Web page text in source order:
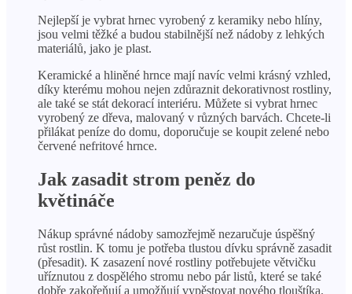
Nejlepší je vybrat hrnec vyrobený z keramiky nebo hlíny,
jsou velmi těžké a budou stabilnější než nádoby z lehkých
materiálů, jako je plast.
Keramické a hliněné hrnce mají navíc velmi krásný vzhled,
díky kterému mohou nejen zdůraznit dekorativnost rostliny,
ale také se stát dekorací interiéru. Můžete si vybrat hrnec
vyrobený ze dřeva, malovaný v různých barvách. Chcete-li
přilákat peníze do domu, doporučuje se koupit zelené nebo
červené nefritové hrnce.
Jak zasadit strom peněz do
květináče
Nákup správné nádoby samozřejmě nezaručuje úspěšný
růst rostlin. K tomu je potřeba tlustou dívku správně zasadit
(přesadit). K zasazení nové rostliny potřebujete větvičku
uříznutou z dospělého stromu nebo pár listů, které se také
dobře zakořeňují a umožňují vypěstovat nového tlouštíka.